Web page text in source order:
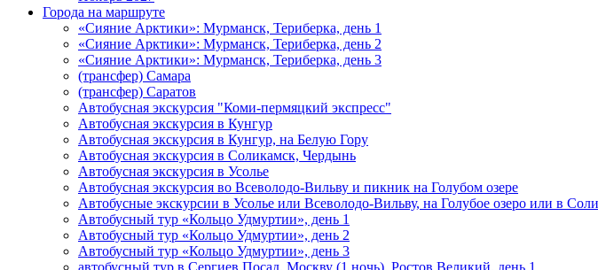
Города на маршруте
«Сияние Арктики»: Мурманск, Териберка, день 1
«Сияние Арктики»: Мурманск, Териберка, день 2
«Сияние Арктики»: Мурманск, Териберка, день 3
(трансфер) Самара
(трансфер) Саратов
Автобусная экскурсия "Коми-пермяцкий экспресс"
Автобусная экскурсия в Кунгур
Автобусная экскурсия в Кунгур, на Белую Гору
Автобусная экскурсия в Соликамск, Чердынь
Автобусная экскурсия в Усолье
Автобусная экскурсия во Всеволодо-Вильву и пикник на Голубом озере
Автобусные экскурсии в Усолье или Всеволодо-Вильву, на Голубое озеро или в
Автобусный тур «Кольцо Удмуртии», день 1
Автобусный тур «Кольцо Удмуртии», день 2
Автобусный тур «Кольцо Удмуртии», день 3
автобусный тур в Сергиев Посад, Москву (1 ночь), Ростов Великий, день 1